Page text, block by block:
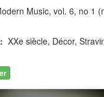
Music, vol. 6, no 1
XXe siècle, Décor,